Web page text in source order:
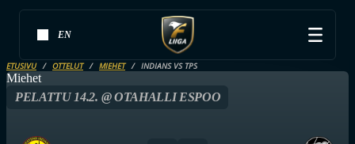
EN
ETUSIVU OTTELUT MIEHET INDIANS VS TPS
Miehet
PELATTU 14.2. @ OTAHALLI ESPOO